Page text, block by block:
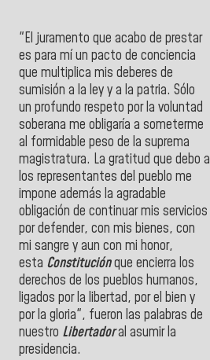
"El juramento que acabo de prestar
es para mí un pacto de conciencia
que multiplica mis deberes de
sumisión a la ley y a la patria. Sólo
un profundo respeto por la voluntad
soberana me obligaría a someterme
al formidable peso de la suprema
magistratura. La gratitud que debo a
los representantes del pueblo me
impone además la agradable
obligación de continuar mis servicios
por defender, con mis bienes, con
mi sangre y aun con mi honor,
esta Constituciónque encierra los
derechos de los pueblos humanos,
ligados por la libertad, por el bien y
por la gloria", fueron las palabras de
nuestro Libertadoral asumir la
presidencia.